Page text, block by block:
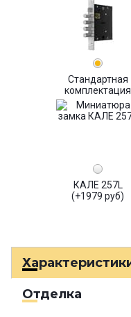
Стандартная
комплектация
КАЛЕ 257L
(+1979 руб)
Отделка